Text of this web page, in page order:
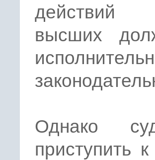
высших
Однако
приступить